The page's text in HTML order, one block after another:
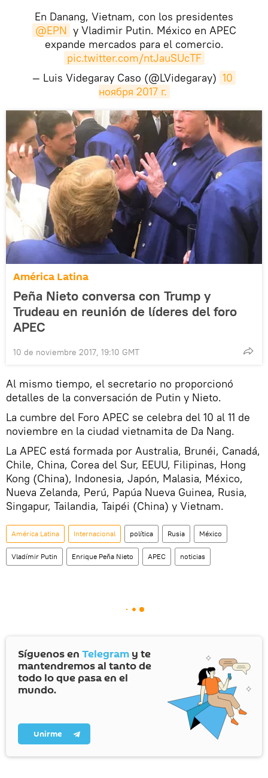
En Danang, Vietnam, con los presidentes
@EPN y Vladimir Putin. México en APEC
expande mercados para el comercio.
pic.twitter.com/ntJauSUcTF
— Luis Videgaray Caso (@LVidegaray) 10
ноября 2017 г.
América Latina
Peña Nieto conversa con Trump y
Trudeau en reunión de líderes del foro
APEC
10 de noviembre 2017, 19:10 GMT
​Al mismo tiempo, el secretario no proporcionó
detalles de la conversación de Putin y Nieto.
La cumbre del Foro APEC se celebra del 10 al 11 de
noviembre en la ciudad vietnamita de Da Nang.
La APEC está formada por Australia, Brunéi, Canadá,
Chile, China, Corea del Sur, EEUU, Filipinas, Hong
Kong (China), Indonesia, Japón, Malasia, México,
Nueva Zelanda, Perú, Papúa Nueva Guinea, Rusia,
Singapur, Tailandia, Taipéi (China) y Vietnam.
América Latina Internacional política Rusia México
Vladímir Putin Enrique Peña Nieto APEC noticias
Síguenos en Telegram y te
mantendremos al tanto de
todo lo que pasa en el
mundo.
Unirme